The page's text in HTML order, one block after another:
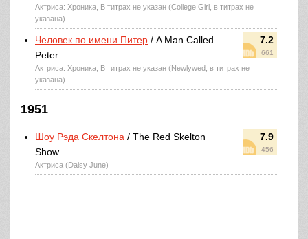
Актриса: Хроника, В титрах не указан (College Girl, в титрах не
указана)
7.2
661
Человек по имени Питер / A Man Called
Peter
Актриса: Хроника, В титрах не указан (Newlywed, в титрах не
указана)
1951
7.9
456
Шоу Рэда Скелтона / The Red Skelton
Show
Актриса (Daisy June)